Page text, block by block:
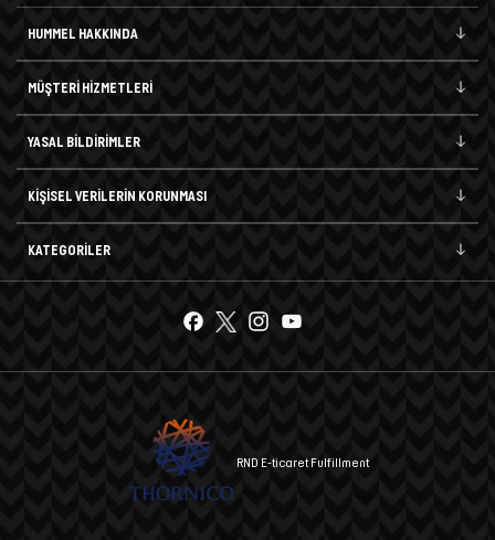
HUMMEL HAKKINDA
MÜŞTERİ HİZMETLERİ
YASAL BİLDİRİMLER
KİŞİSEL VERİLERİN KORUNMASI
KATEGORİLER
RND E-ticaret Fulfillment